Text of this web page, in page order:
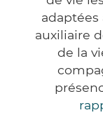
adaptées
auxiliaire
de la